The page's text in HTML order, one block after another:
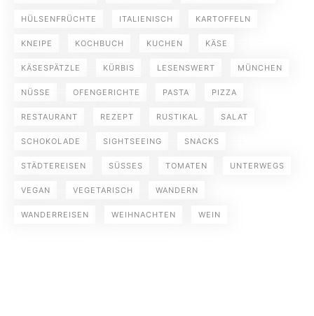
HÜLSENFRÜCHTE ITALIENISCH KARTOFFELN
KNEIPE KOCHBUCH KUCHEN KÄSE
KÄSESPÄTZLE KÜRBIS LESENSWERT MÜNCHEN
NÜSSE OFENGERICHTE PASTA PIZZA
RESTAURANT REZEPT RUSTIKAL SALAT
SCHOKOLADE SIGHTSEEING SNACKS
STÄDTEREISEN SÜSSES TOMATEN UNTERWEGS
VEGAN VEGETARISCH WANDERN
WANDERREISEN WEIHNACHTEN WEIN